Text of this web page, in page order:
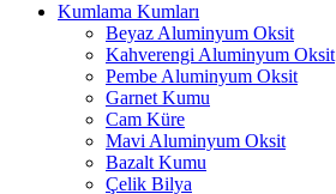
Kumlama Kumları
Beyaz Aluminyum Oksit
Kahverengi Aluminyum Oksit
Pembe Aluminyum Oksit
Garnet Kumu
Cam Küre
Mavi Aluminyum Oksit
Bazalt Kumu
Çelik Bilya